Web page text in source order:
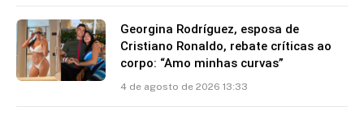
Georgina Rodríguez, esposa de
Cristiano Ronaldo, rebate críticas ao
corpo: “Amo minhas curvas”
4 de agosto de 2026 13:33